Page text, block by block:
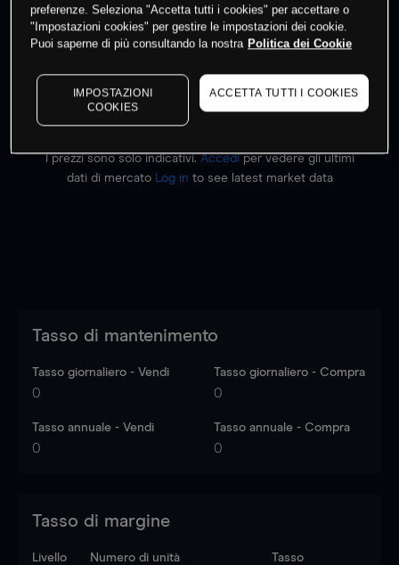
Fai trading
I prezzi sono solo indicativi.Accediper vedere gli ultimi
dati di mercato
Log in to see latest market data
Tasso di mantenimento
Tasso giornaliero - Vendi
0
Tasso giornaliero - Compra
0
Tasso annuale - Vendi
0
Tasso annuale - Compra
0
Tasso di margine
Livello Numero di unità Tasso
preferenze. Seleziona "Accetta tutti i cookies" per accettare o
"Impostazioni cookies" per gestire le impostazioni dei cookie.
Puoi saperne di più consultando la nostra Politica dei Cookie
IMPOSTAZIONI
COOKIES
ACCETTA TUTTI I COOKIES